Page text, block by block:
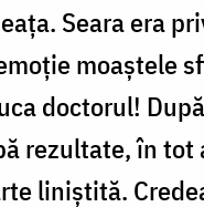
Seara era
moaştele
doctorul!
rezultate, în tot
liniştită.